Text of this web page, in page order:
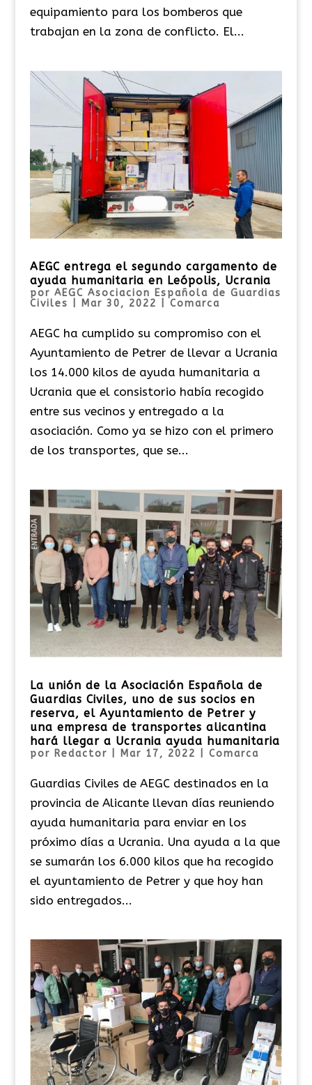
equipamiento para los bomberos que
trabajan en la zona de conflicto. El...
AEGC entrega el segundo cargamento de
ayuda humanitaria en Leópolis, Ucrania
por AEGC Asociacion Española de Guardias
Civiles
Mar 30, 2022 Comarca
AEGC ha cumplido su compromiso con el
Ayuntamiento de Petrer de llevar a Ucrania
los 14.000 kilos de ayuda humanitaria a
Ucrania que el consistorio había recogido
entre sus vecinos y entregado a la
asociación. Como ya se hizo con el primero
de los transportes, que se...
La unión de la Asociación Española de
Guardias Civiles, uno de sus socios en
reserva, el Ayuntamiento de Petrer y
una empresa de transportes alicantina
hará llegar a Ucrania ayuda humanitaria
por Redactor Mar 17, 2022 Comarca
Guardias Civiles de AEGC destinados en la
provincia de Alicante llevan días reuniendo
ayuda humanitaria para enviar en los
próximo días a Ucrania. Una ayuda a la que
se sumarán los 6.000 kilos que ha recogido
el ayuntamiento de Petrer y que hoy han
sido entregados...